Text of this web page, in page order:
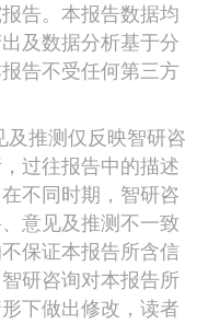
告。本报告数据均
及数据分析基于分
告不受任何第三方
推测仅反映智研咨
过往报告中的描述
不同时期，智研咨
意见及推测不一致
保证本报告所含信
研咨询对本报告所
下做出修改，读者